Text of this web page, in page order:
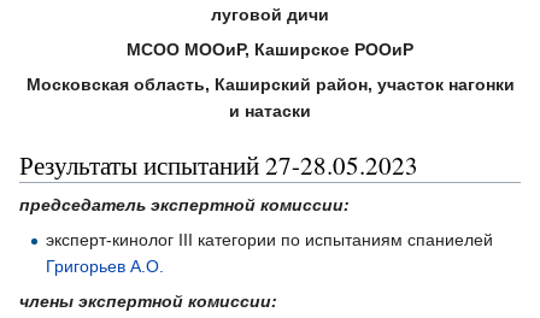
луговой дичи
МСОО МООиР, Каширское РООиР
Московская область, Каширский район, участок нагонки
и натаски
Результаты испытаний 27-28.05.2023
председатель экспертной комиссии:
эксперт-кинолог III категории по испытаниям спаниелей
Григорьев А.О.
члены экспертной комиссии: